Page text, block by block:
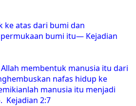
ke atas dari bumi dan
bumi itu— Kejadian
membentuk manusia itu dari
nafas hidup ke
manusia itu menjadi
Kejadian 2:7